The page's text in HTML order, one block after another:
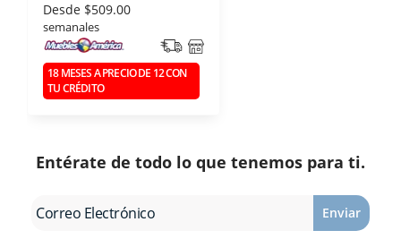
Desde $509.00
semanales
18 MESES A PRECIO DE 12 CON
TU CRÉDITO
Entérate de todo lo que tenemos para ti.
Enviar